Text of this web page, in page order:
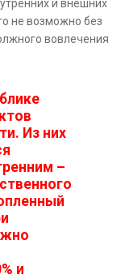
и внешних
не возможно без
вовлечения
Из них
–
и